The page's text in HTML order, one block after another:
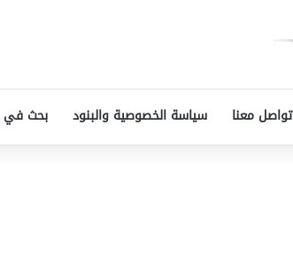
تواصل معنا سياسة الخصوصية والبنود بحث في